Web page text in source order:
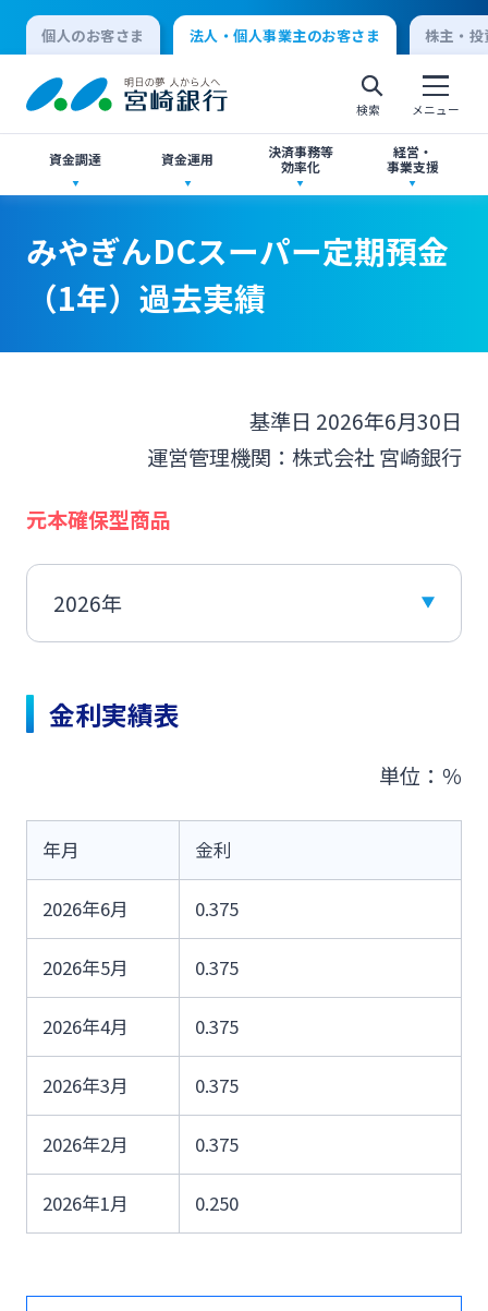
個人のお客さま 法人・個人事業主のお客さま 株主・
検索 メニュー
資金調達 資金運用
決済事務等
効率化
経営・
事業支援
創業サポート
事業資金・経営サポート
ご預金
外貨預金
法人向けネットバンキングサービス「てきぱき
ネット」
みやぎん「でんさいサービス」
変更届出書作成サービス
代金回収サービス
売上金ATM収納サービス
キャッシュレス決済サービス
インターネット口座振替受付サービス
事業性融資電子契約サービス
事業承継・M&A
IT・デジタル化支援
シンジケートローン
地域密着型支援
確定拠出年金
リース関連
みやぎんビジネスローンプラザ
グループ会社
閉じる
個人向けインターネットバンキング
ログオン
法人向けインターネットバンキング
English
個人のお客さま
法人・個人事業主のお客さま
宮崎銀行について
みやぎんDCスーパー定期預金
（1年）過去実績
基準日 2026年6月30日
運営管理機関：株式会社 宮崎銀行
元本確保型商品
金利実績表
単位：％
年月 金利
2026年6月 0.375
2026年5月 0.375
2026年4月 0.375
2026年3月 0.375
2026年2月 0.375
2026年1月 0.250